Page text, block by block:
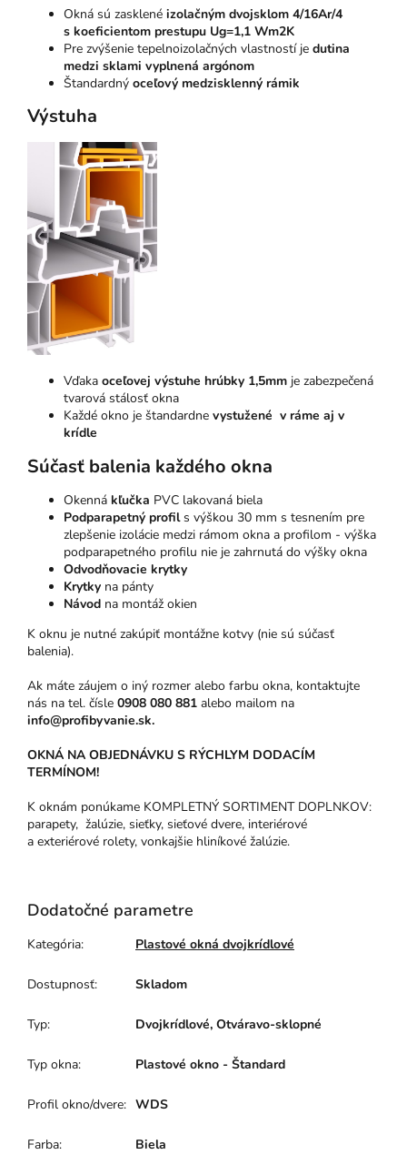
Okná sú zasklené izolačným dvojsklom 4/16Ar/4
s koeficientom prestupu Ug=1,1 Wm2K
Pre zvýšenie tepelnoizolačných vlastností je dutina
medzi sklami vyplnená argónom
Štandardný oceľový medzisklenný rámik
Výstuha
Vďaka oceľovej výstuhe hrúbky 1,5mm je zabezpečená
tvarová stálosť okna
Každé okno je štandardne vystužené v ráme aj v
krídle
Súčasť balenia každého okna
Okenná kľučka PVC lakovaná biela
Podparapetný profils výškou 30 mm s tesnením pre
zlepšenie izolácie medzi rámom okna a profilom - výška
podparapetného profilu nie je zahrnutá do výšky okna
Odvodňovacie krytky
Krytky na pánty
Návod na montáž okien
K oknu je nutné zakúpiť montážne kotvy (nie sú súčasť
balenia).
Ak máte záujem o iný rozmer alebo farbu okna, kontaktujte
nás na tel. čísle 0908 080 881 alebo mailom na
info@profibyvanie.sk.
OKNÁ NA OBJEDNÁVKU S RÝCHLYM DODACÍM
TERMÍNOM!
K oknám ponúkame KOMPLETNÝ SORTIMENT DOPLNKOV:
parapety, žalúzie, sieťky, sieťové dvere, interiérové
a exteriérové rolety, vonkajšie hliníkové žalúzie.
Dodatočné parametre
Kategória: Plastové okná dvojkrídlové
Dostupnosť: Skladom
Typ: Dvojkrídlové, Otváravo-sklopné
Typ okna: Plastové okno - Štandard
Profil okno/dvere: WDS
Farba: Biela